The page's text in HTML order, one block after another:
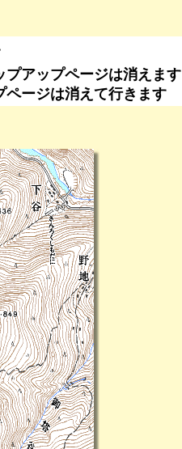
プアップページは消えます
ージは消えて行きます